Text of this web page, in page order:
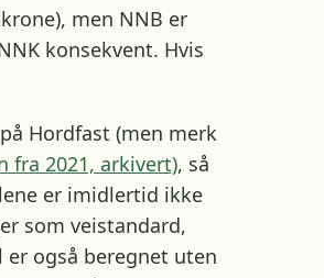
men NNB er
konsekvent. Hvis
Hordfast (men merk
fra 2021, arkivert), så
er imidlertid ikke
som veistandard,
også beregnet uten